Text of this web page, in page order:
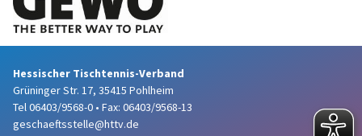
Hessischer Tischtennis-Verband
Grüninger Str. 17, 35415 Pohlheim
Tel 06403/9568-0 • Fax: 06403/9568-13
geschaeftsstelle@httv.de